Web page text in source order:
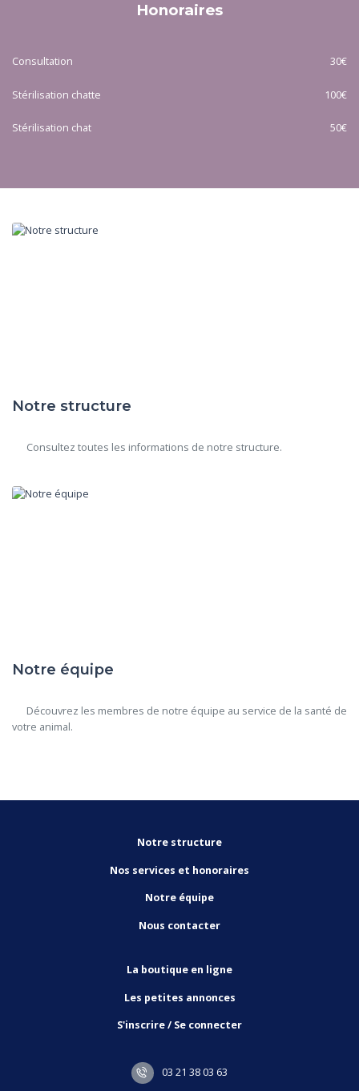
Honoraires
Consultation 30€
Stérilisation chatte 100€
Stérilisation chat 50€
Notre structure
Notre équipe
votre animal.
Notre structure
Nos services et honoraires
Notre équipe
Nous contacter
La boutique en ligne
Les petites annonces
S'inscrire / Se connecter
03 21 38 03 63